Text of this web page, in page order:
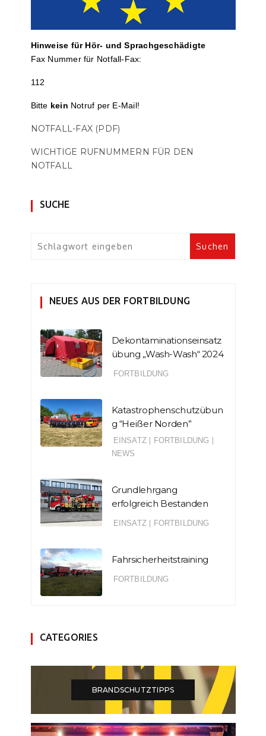
Hinweise für Hör- und Sprach­ge­schä­digte
Fax Nummer für Notfall-Fax:
112
Bitte kein Notruf per E-Mail!
NOTFALL-FAX (PDF)
WICHTIGE RUFNUMMERN FÜR DEN
NOTFALL
SUCHE
NEUES AUS DER FORTBILDUNG
Dekontaminationseinsatz
übung „Wash-Wash“ 2024
FORTBILDUNG
Katastrophenschutzübun
g “Heißer Norden”
EINSATZ FORTBILDUNG
NEWS
Grundlehrgang
erfolgreich Bestanden
EINSATZ FORTBILDUNG
Fahrsicherheitstraining
FORTBILDUNG
CATEGORIES
BRANDSCHUTZTIPPS